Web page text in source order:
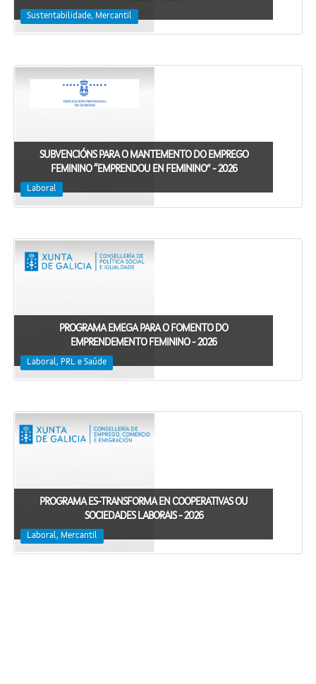
Sustentabilidade, Mercantil
SUBVENCIÓNS PARA O MANTEMENTO DO EMPREGO
FEMININO “EMPRENDOU EN FEMININO” - 2026
Laboral
PROGRAMA EMEGA PARA O FOMENTO DO
EMPRENDEMENTO FEMININO - 2026
Laboral, PRL e Saúde
PROGRAMA ES-TRANSFORMA EN COOPERATIVAS OU
SOCIEDADES LABORAIS - 2026
Laboral, Mercantil